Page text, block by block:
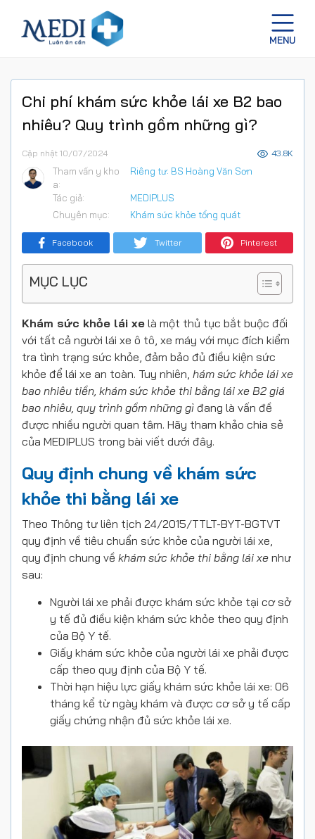
Chi phí khám sức khỏe lái xe B2 bao
nhiêu? Quy trình gồm những gì?
Cập nhật 10/07/2024 43.8K
Tham vấn y kho
a:
Riêng tư: BS Hoàng Văn Sơn
Tác giả:
MEDIPLUS
Chuyên mục:
Khám sức khỏe tổng quát
Facebook Twitter Pinterest
MỤC LỤC
Khám sức khỏe lái xe là một thủ tục bắt buộc đối
với tất cả người lái xe ô tô, xe máy với mục đích kiểm
tra tình trạng sức khỏe, đảm bảo đủ điều kiện sức
khỏe để lái xe an toàn. Tuy nhiên, hám sức khỏe lái xe
bao nhiêu tiền, khám sức khỏe thi bằng lái xe B2 giá
bao nhiêu, quy trình gồm những gì đang là vấn đề
được nhiều người quan tâm. Hãy tham khảo chia sẻ
của MEDIPLUS trong bài viết dưới đây.
Quy định chung về khám sức
khỏe thi bằng lái xe
Theo Thông tư liên tịch 24/2015/TTLT-BYT-BGTVT
quy định về tiêu chuẩn sức khỏe của người lái xe,
quy định chung về khám sức khỏe thi bằng lái xe như
sau:
Người lái xe phải được khám sức khỏe tại cơ sở
y tế đủ điều kiện khám sức khỏe theo quy định
của Bộ Y tế.
Giấy khám sức khỏe của người lái xe phải được
cấp theo quy định của Bộ Y tế.
Thời hạn hiệu lực giấy khám sức khỏe lái xe: 06
tháng kể từ ngày khám và được cơ sở y tế cấp
giấy chứng nhận đủ sức khỏe lái xe.